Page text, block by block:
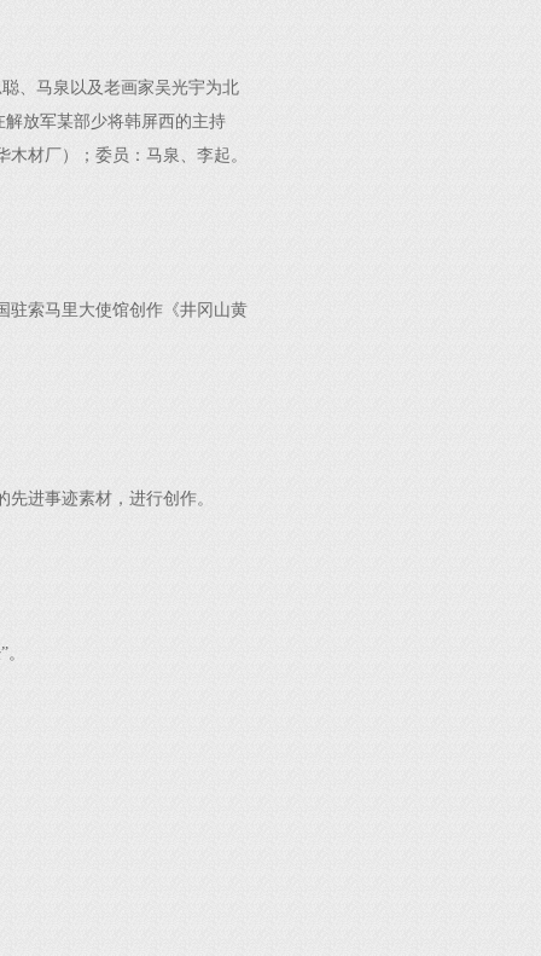
、马泉以及老画家吴光宇为北
解放军某部少将韩屏西的主持
材厂）；委员：马泉、李起。
驻索马里大使馆创作《井冈山黄
进事迹素材，进行创作。